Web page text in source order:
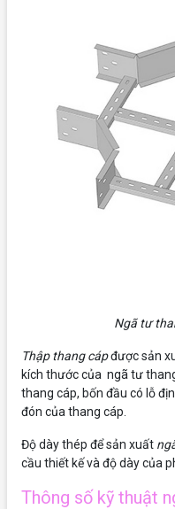
Ngã tư
Thập thang cápđược sản
kích thước của ngã tư
thang cáp, bốn đầu có lỗ
đón của thang cáp.
Độ dày thép để sản xuất
cầu thiết kế và độ dày của
Thông số kỹ thuật